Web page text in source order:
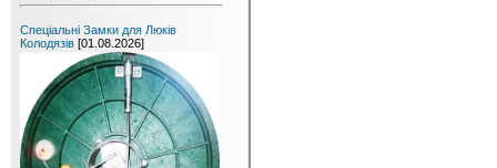
Спеціальні Замки для Люків
Колодязів [01.08.2026]